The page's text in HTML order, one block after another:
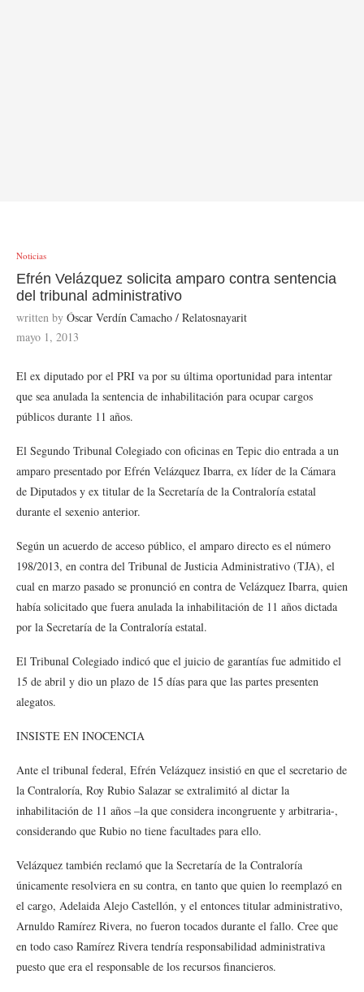
Noticias
Efrén Velázquez solicita amparo contra sentencia
del tribunal administrativo
written by Óscar Verdín Camacho / Relatosnayarit
mayo 1, 2013
El ex diputado por el PRI va por su última oportunidad para intentar
que sea anulada la sentencia de inhabilitación para ocupar cargos
públicos durante 11 años.
El Segundo Tribunal Colegiado con oficinas en Tepic dio entrada a un
amparo presentado por Efrén Velázquez Ibarra, ex líder de la Cámara
de Diputados y ex titular de la Secretaría de la Contraloría estatal
durante el sexenio anterior.
Según un acuerdo de acceso público, el amparo directo es el número
198/2013, en contra del Tribunal de Justicia Administrativo (TJA), el
cual en marzo pasado se pronunció en contra de Velázquez Ibarra, quien
había solicitado que fuera anulada la inhabilitación de 11 años dictada
por la Secretaría de la Contraloría estatal.
El Tribunal Colegiado indicó que el juicio de garantías fue admitido el
15 de abril y dio un plazo de 15 días para que las partes presenten
alegatos.
INSISTE EN INOCENCIA
Ante el tribunal federal, Efrén Velázquez insistió en que el secretario de
la Contraloría, Roy Rubio Salazar se extralimitó al dictar la
inhabilitación de 11 años –la que considera incongruente y arbitraria-,
considerando que Rubio no tiene facultades para ello.
Velázquez también reclamó que la Secretaría de la Contraloría
únicamente resolviera en su contra, en tanto que quien lo reemplazó en
el cargo, Adelaida Alejo Castellón, y el entonces titular administrativo,
Arnuldo Ramírez Rivera, no fueron tocados durante el fallo. Cree que
en todo caso Ramírez Rivera tendría responsabilidad administrativa
puesto que era el responsable de los recursos financieros.